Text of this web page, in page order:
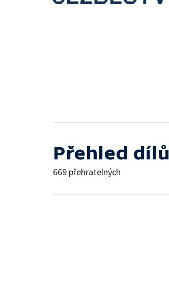
Přehled dílů
669 přehratelných